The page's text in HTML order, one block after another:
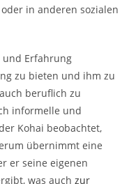
in anderen sozialen
und Erfahrung
zu bieten und ihm zu
beruflich zu
informelle und
Kohai beobachtet,
übernimmt eine
er seine eigenen
was auchzur